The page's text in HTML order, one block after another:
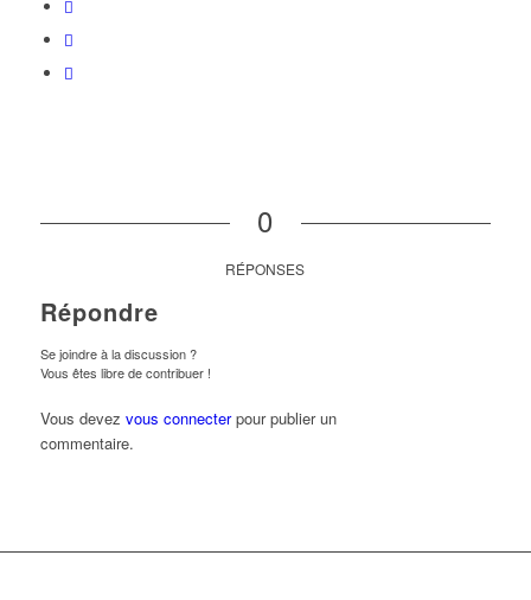
0
RÉPONSES
Répondre
Se joindre à la discussion ?
Vous êtes libre de contribuer !
Vous devez vous connecterpour publier un
commentaire.